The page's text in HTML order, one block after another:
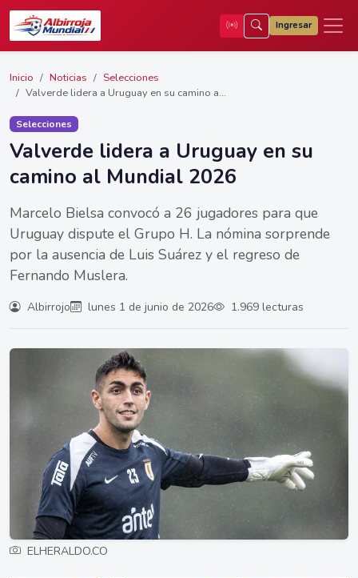
Ingresar
Inicio Noticias
Selecciones
Valverde lidera a Uruguay en su camino a...
Selecciones
Valverde lidera a Uruguay en su
camino al Mundial 2026
Marcelo Bielsa convocó a 26 jugadores para que
Uruguay dispute el Grupo H. La nómina sorprende
por la ausencia de Luis Suárez y el regreso de
Fernando Muslera.
Albirrojo lunes 1 de junio de 2026 1.969 lecturas
ELHERALDO.CO